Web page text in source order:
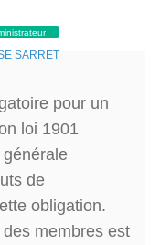
SARRET
pour un
loi 1901
générale
de
obligation.
membres est